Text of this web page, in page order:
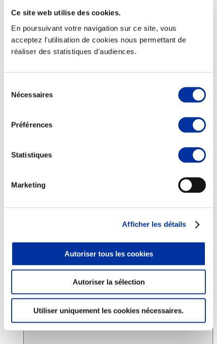
Ce site web utilise des cookies.
En poursuivant votre navigation sur ce site, vous
acceptez l'utilisation de cookies nous permettant de
réaliser des statistiques d'audiences.
Nécessaires
Préférences
Statistiques
Marketing
Afficher les détails
Autoriser tous les cookies
Autoriser la sélection
Utiliser uniquement les cookies nécessaires.
Elevage
Consommation
Sécurité sanitaire
Juste rémunération et attractivité des métiers
Info-veille scientifique
Accords